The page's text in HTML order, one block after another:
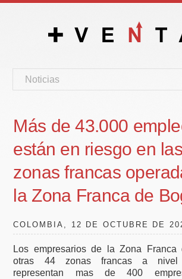
Noticias
Más de 43.000
están en riesgo en las
zonas francas
la Zona Franca de
COLOMBIA, 12 DE OCTUBRE DE
Los empresarios de la Zona
otras 44 zonas francas a nivel
representan mas de 400